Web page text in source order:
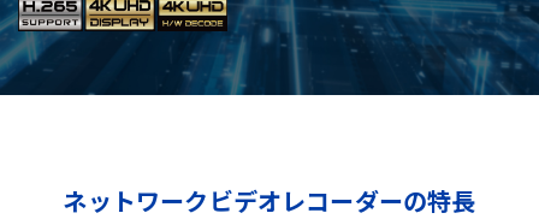
ネットワークビデオレコーダーの特長